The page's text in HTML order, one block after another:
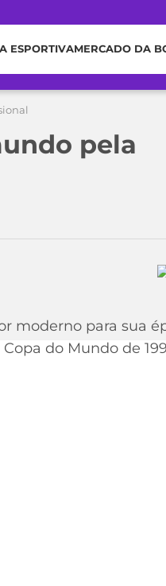
ESPORTIVAMERCADO DA
pela
moderno para sua
do Mundo de